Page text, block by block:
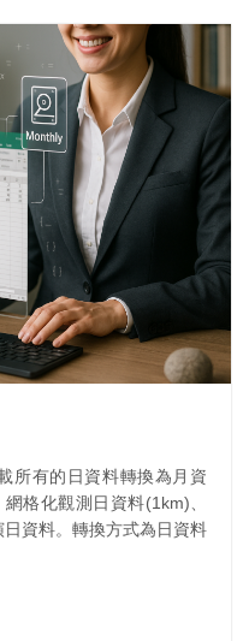
所有的日資料轉換為月資
格化觀測日資料(1km)、
資料。轉換方式為日資料